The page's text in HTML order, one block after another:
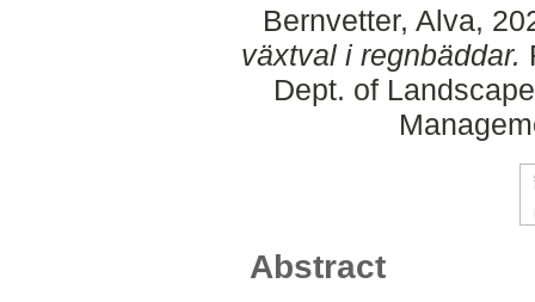
Bernvetter, Alva,
växtval i regnbäddar.
Dept. of
Abstract